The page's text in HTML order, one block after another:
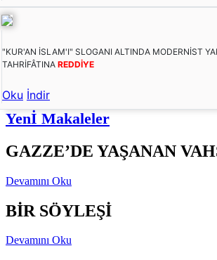
"KUR'AN İSLAM'I" SLOGANI ALTINDA MODERNİST
TAHRİFÂTINA REDDİYE
Oku İndir
Yenİ Makaleler
GAZZE’DE YAŞANAN
Devamını Oku
BİR SÖYLEŞİ
Devamını Oku